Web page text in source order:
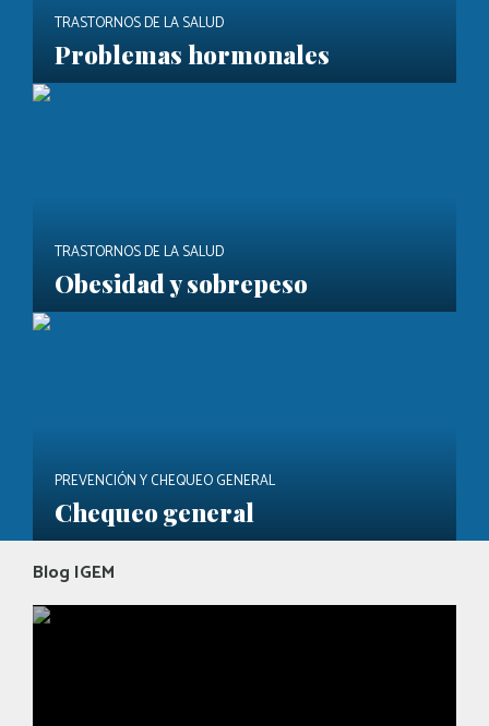
TRASTORNOS DE LA SALUD
Problemas hormonales
TRASTORNOS DE LA SALUD
Obesidad y sobrepeso
PREVENCIÓN Y CHEQUEO GENERAL
Chequeo general
Blog IGEM